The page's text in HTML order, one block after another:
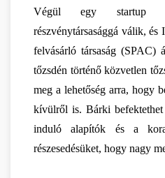
Végül egy startup
részvénytársasággá válik,
felvásárló társaság (SPAC)
tőzsdén történő közvetlen
meg a lehetőség arra, hogy
kívülről is. Bárki befektethet
induló alapítók és a
részesedésüket, hogy nagy